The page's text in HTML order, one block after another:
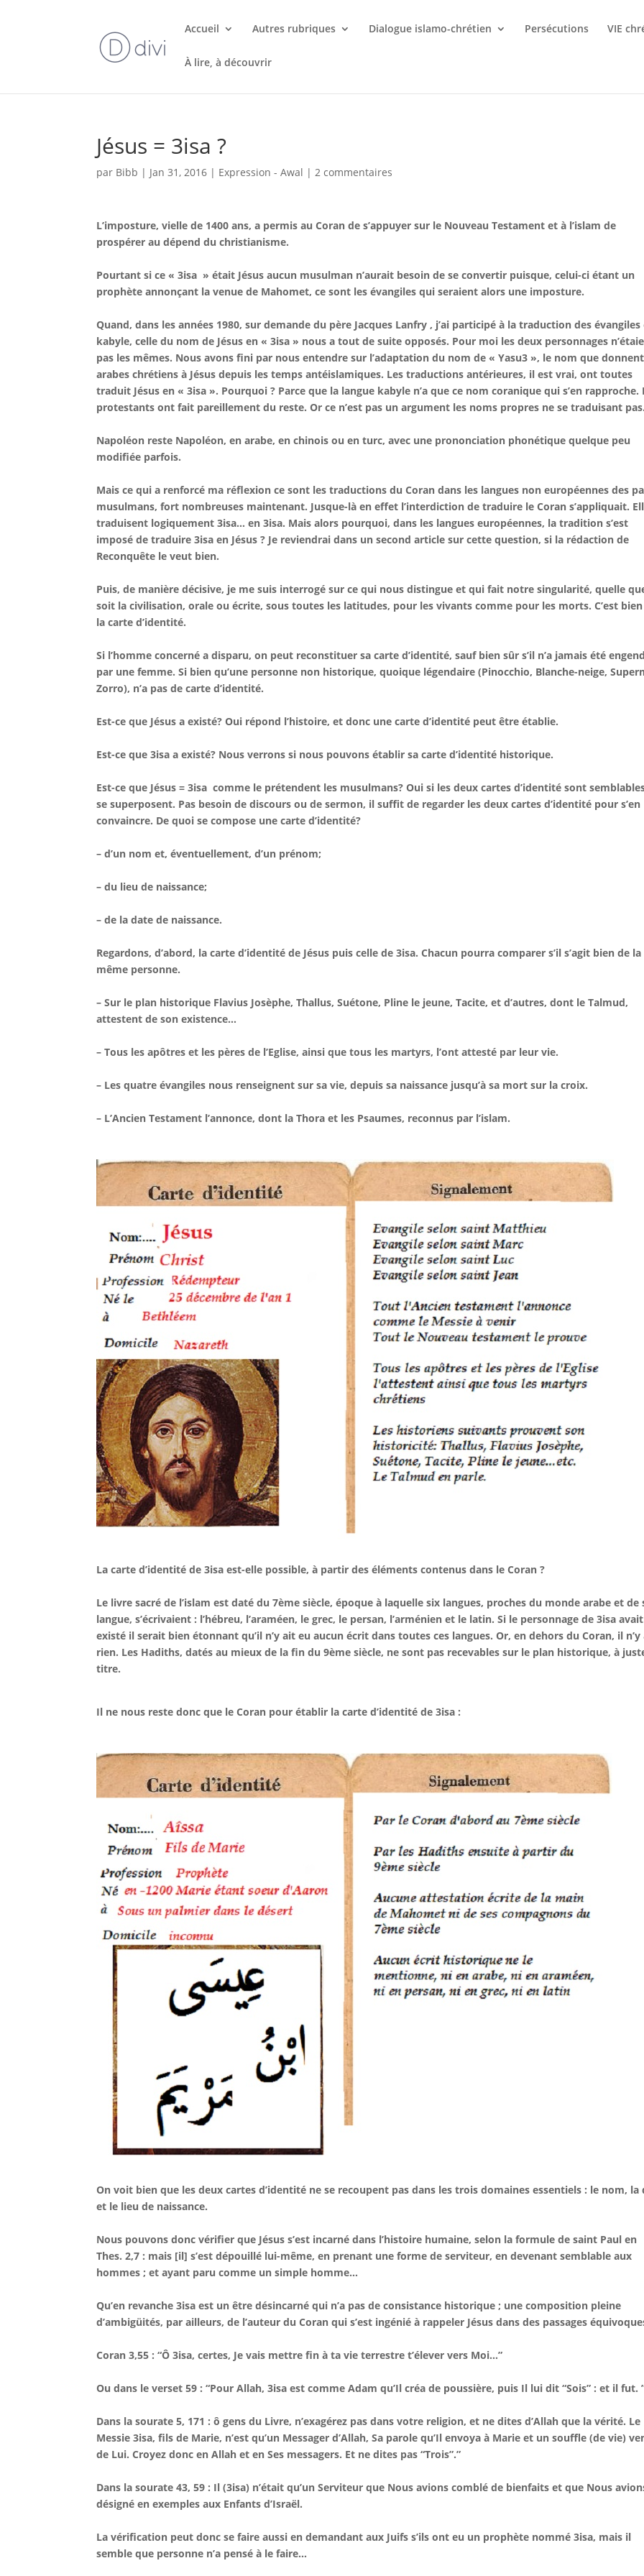
Accueil Autres rubriques Dialogue islamo-chrétien Persécutions VIE
À lire, à découvrir
Jésus = 3isa ?
par Bibb | Jan 31, 2016 | Expression - Awal |2 commentaires
L’imposture, vielle de 1400 ans, a permis au Coran de s’appuyer sur le Nouveau Testament et à l’islam de
prospérer au dépend du christianisme.
Pourtant si ce « 3isa » était Jésus aucun musulman n’aurait besoin de se convertir puisque, celui-ci étant un
prophète annonçant la venue de Mahomet, ce sont les évangiles qui seraient alors une imposture.
Quand, dans les années 1980, sur demande du père Jacques Lanfry , j’ai participé à la traduction des évangiles
kabyle, celle du nom de Jésus en « 3isa » nous a tout de suite opposés. Pour moi les deux personnages
pas les mêmes. Nous avons fini par nous entendre sur l’adaptation du nom de « Yasu3 », le nom que
arabes chrétiens à Jésus depuis les temps antéislamiques. Les traductions antérieures, il est vrai, ont toutes
traduit Jésus en « 3isa ». Pourquoi ? Parce que la langue kabyle n’a que ce nom coranique qui s’en rapproche.
protestants ont fait pareillement du reste. Or ce n’est pas un argument les noms propres ne se traduisant
Napoléon reste Napoléon, en arabe, en chinois ou en turc, avec une prononciation phonétique quelque peu
modifiée parfois.
Mais ce qui a renforcé ma réflexion ce sont les traductions du Coran dans les langues non européennes des
musulmans, fort nombreuses maintenant. Jusque-là en effet l’interdiction de traduire le Coran s’appliquait.
traduisent logiquement 3isa… en 3isa. Mais alors pourquoi, dans les langues européennes, la tradition s’est
imposé de traduire 3isa en Jésus ? Je reviendrai dans un second article sur cette question, si la rédaction de
Reconquête le veut bien.
Puis, de manière décisive, je me suis interrogé sur ce qui nous distingue et qui fait notre singularité, quelle
soit la civilisation, orale ou écrite, sous toutes les latitudes, pour les vivants comme pour les morts. C’est
la carte d’identité.
Si l’homme concerné a disparu, on peut reconstituer sa carte d’identité, sauf bien sûr s’il n’a jamais été
par une femme. Si bien qu’une personne non historique, quoique légendaire (Pinocchio, Blanche-neige,
Zorro), n’a pas de carte d’identité.
Est-ce que Jésus a existé? Oui répond l’histoire, et donc une carte d’identité peut être établie.
Est-ce que 3isa a existé? Nous verrons si nous pouvons établir sa carte d’identité historique.
Est-ce que Jésus = 3isa comme le prétendent les musulmans? Oui si les deux cartes d’identité sont
se superposent. Pas besoin de discours ou de sermon, il suffit de regarder les deux cartes d’identité pour s’en
convaincre. De quoi se compose une carte d’identité?
– d’un nom et, éventuellement, d’un prénom;
– du lieu de naissance;
– de la date de naissance.
Regardons, d’abord, la carte d’identité de Jésus puis celle de 3isa. Chacun pourra comparer s’il s’agit bien de la
même personne.
– Sur le plan historique Flavius Josèphe, Thallus, Suétone, Pline le jeune, Tacite, et d’autres, dont le Talmud,
attestent de son existence…
– Tous les apôtres et les pères de l’Eglise, ainsi que tous les martyrs, l’ont attesté par leur vie.
– Les quatre évangiles nous renseignent sur sa vie, depuis sa naissance jusqu’à sa mort sur la croix.
– L’Ancien Testament l’annonce, dont la Thora et les Psaumes, reconnus par l’islam.
La carte d’identité de 3isa est-elle possible, à partir des éléments contenus dans le Coran ?
Le livre sacré de l’islam est daté du 7ème siècle, époque à laquelle six langues, proches du monde arabe et de
langue, s’écrivaient : l’hébreu, l’araméen, le grec, le persan, l’arménien et le latin. Si le personnage de 3isa avait
existé il serait bien étonnant qu’il n’y ait eu aucun écrit dans toutes ces langues. Or, en dehors du Coran, il n’y
rien. Les Hadiths, datés au mieux de la fin du 9ème siècle, ne sont pas recevables sur le plan historique, à
titre.
Il ne nous reste donc que le Coran pour établir la carte d’identité de 3isa :
On voit bien que les deux cartes d’identité ne se recoupent pas dans les trois domaines essentiels : le nom, la
et le lieu de naissance.
Nous pouvons donc vérifier que Jésus s’est incarné dans l’histoire humaine, selon la formule de saint Paul en
Thes. 2,7 : mais [il] s’est dépouillé lui-même, en prenant une forme de serviteur, en devenant semblable aux
hommes ; et ayant paru comme un simple homme…
Qu’en revanche 3isa est un être désincarné qui n’a pas de consistance historique ; une composition pleine
d’ambigüités, par ailleurs, de l’auteur du Coran qui s’est ingénié à rappeler Jésus dans des passages
Coran 3,55 : “Ô 3isa, certes, Je vais mettre fin à ta vie terrestre t’élever vers Moi…”
Ou dans le verset 59 : “Pour Allah, 3isa est comme Adam qu’Il créa de poussière, puis Il lui dit “Sois” : et il fut.
Dans la sourate 5, 171 : ô gens du Livre, n’exagérez pas dans votre religion, et ne dites d’Allah que la vérité. Le
Messie 3isa, fils de Marie, n’est qu’un Messager d’Allah, Sa parole qu’Il envoya à Marie et un souffle (de vie)
de Lui. Croyez donc en Allah et en Ses messagers. Et ne dites pas “Trois”.”
Dans la sourate 43, 59 : Il (3isa) n’était qu’un Serviteur que Nous avions comblé de bienfaits et que Nous
désigné en exemples aux Enfants d’Israël.
La vérification peut donc se faire aussi en demandant aux Juifs s’ils ont eu un prophète nommé 3isa, mais il
semble que personne n’a pensé à le faire…